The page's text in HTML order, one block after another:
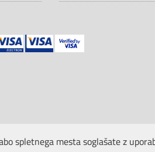
spletnega mesta soglašate z